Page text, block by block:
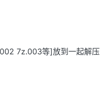
7z.003等]放到一起解压